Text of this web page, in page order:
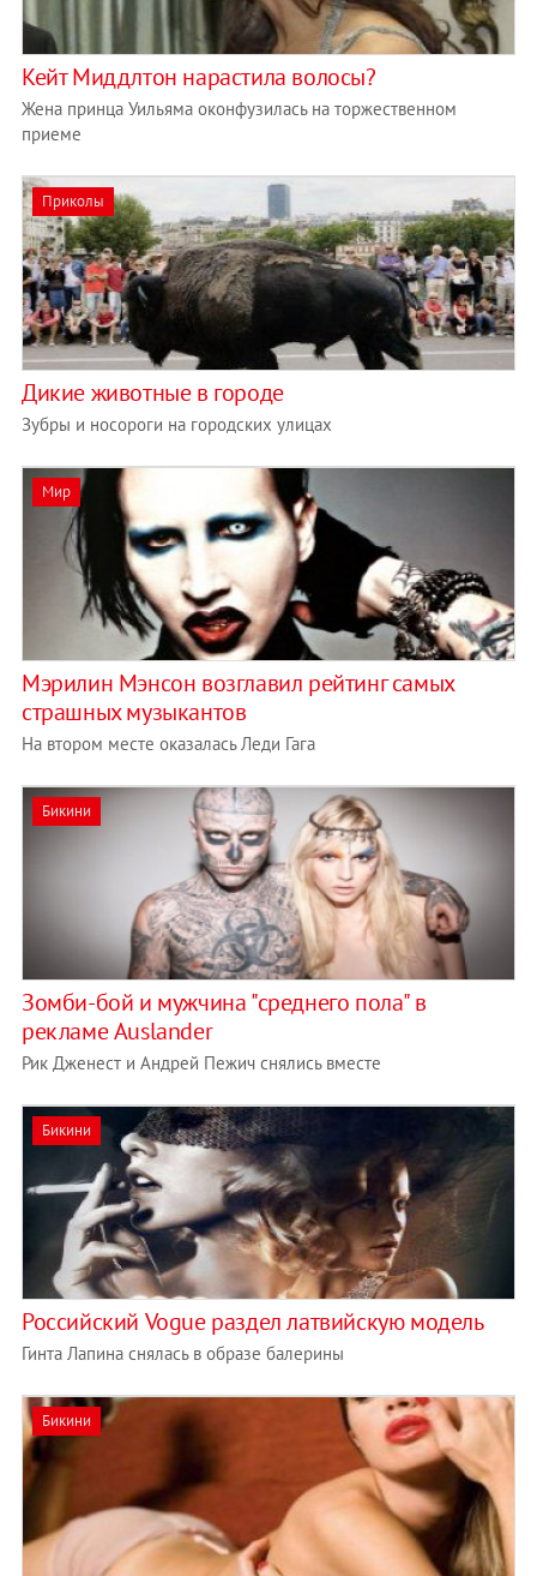
Кейт Миддлтон нарастила волосы?
Жена принца Уильяма оконфузилась на торжественном
приеме
Приколы
Дикие животные в городе
Зубры и носороги на городских улицах
Мир
Мэрилин Мэнсон возглавил рейтинг самых
страшных музыкантов
На втором месте оказалась Леди Гага
Бикини
Зомби-бой и мужчина "среднего пола" в
рекламе Auslander
Рик Дженест и Андрей Пежич снялись вместе
Бикини
Российский Vogue раздел латвийскую модель
Гинта Лапина снялась в образе балерины
Бикини